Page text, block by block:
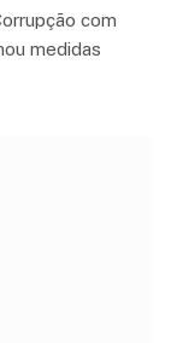
com
medidas